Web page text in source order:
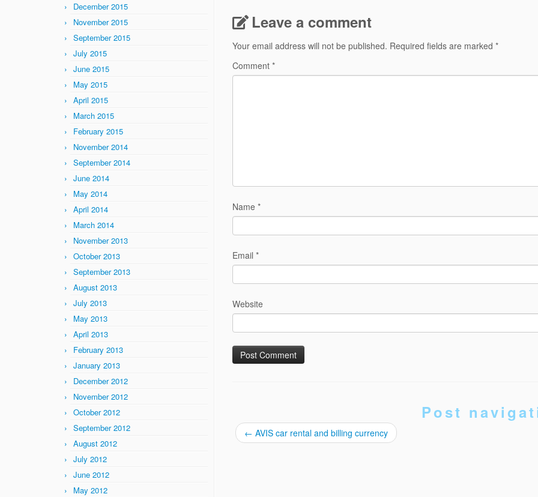
December 2015
November 2015
September 2015
July 2015
June 2015
May 2015
April 2015
March 2015
February 2015
November 2014
September 2014
June 2014
May 2014
April 2014
March 2014
November 2013
October 2013
September 2013
August 2013
July 2013
May 2013
April 2013
February 2013
January 2013
December 2012
November 2012
October 2012
September 2012
August 2012
July 2012
June 2012
May 2012
Leave a comment
Your email address will not be published. Required fields are marked *
Comment *
Name *
Email *
Website
Post
← AVIS car rental and billing currency